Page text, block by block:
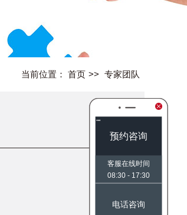
预约咨询
客服在线时间
08:30 - 17:30
电话咨询
当前位置： 首页 >> 专家团队